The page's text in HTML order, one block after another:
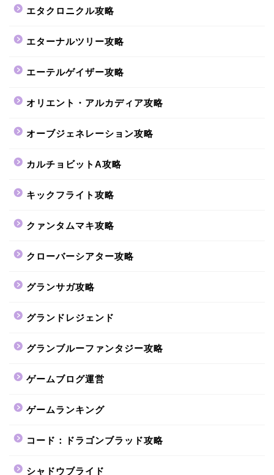
エタクロニクル攻略
エターナルツリー攻略
エーテルゲイザー攻略
オリエント・アルカディア攻略
オーブジェネレーション攻略
カルチョビットA攻略
キックフライト攻略
クァンタムマキ攻略
クローバーシアター攻略
グランサガ攻略
グランドレジェンド
グランブルーファンタジー攻略
ゲームブログ運営
ゲームランキング
コード：ドラゴンブラッド攻略
シャドウブライド